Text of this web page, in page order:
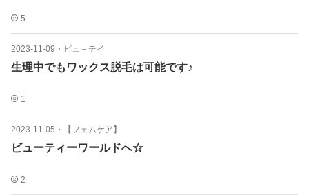
5
2023-11-09 ・ ビュ－テイ
生理中でもワックス脱毛は可能です♪
1
2023-11-05 ・ 【フェムケア】
ビューティーワールドへ☆
2